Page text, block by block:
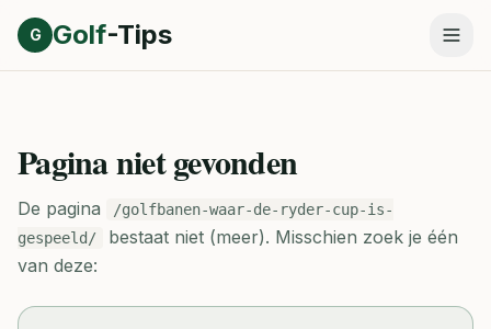
Direct naar inhoud
G Golf-Tips
Pagina niet gevonden
De pagina
/golfbanen-waar-de-ryder-cup-is-
gespeeld/
bestaat niet (meer). Misschien zoek je één
van deze: